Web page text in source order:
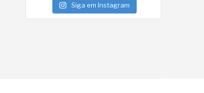
Siga em Instagram